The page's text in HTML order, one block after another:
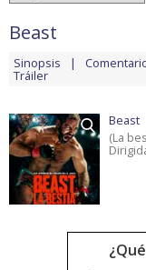
Beast
Sinopsis
Tráiler
Beast
(La